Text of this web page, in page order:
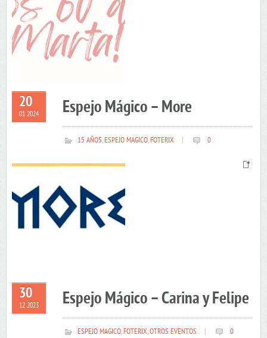
20
01 2024 Espejo Mágico – More
15 AÑOS,ESPEJO MAGICO,FOTERIX 0
30
12 2023 Espejo Mágico – Carina y Felipe
ESPEJO MAGICO,FOTERIX,OTROS EVENTOS 0